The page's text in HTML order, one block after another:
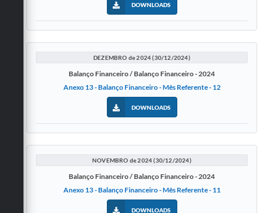
DOWNLOADS
DEZEMBRO de 2024 (30/12/2024)
Balanço Financeiro / Balanço Financeiro - 2024
Anexo 13 - Balanço Financeiro - Mês Referente - 12
DOWNLOADS
NOVEMBRO de 2024 (30/12/2024)
Balanço Financeiro / Balanço Financeiro - 2024
Anexo 13 - Balanço Financeiro - Mês Referente - 11
DOWNLOADS